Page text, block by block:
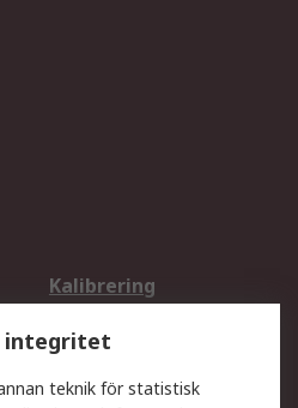
Kalibrering
Teknisk Support
Exportlösningar
integritet
teknik för statistisk